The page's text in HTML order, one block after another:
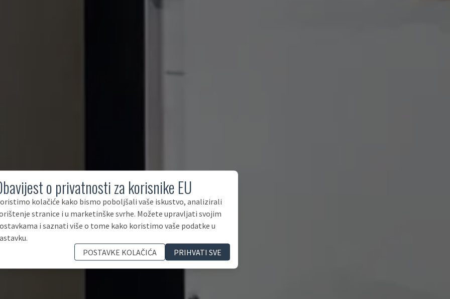
o privatnosti za korisnike EU
kolačiće kako bismo poboljšali vaše iskustvo, analizirali
stranice i u marketinške svrhe. Možete upravljati svojim
i saznati više o tome kako koristimo vaše podatke u
POSTAVKE KOLAČIĆA
PRIHVATI SVE